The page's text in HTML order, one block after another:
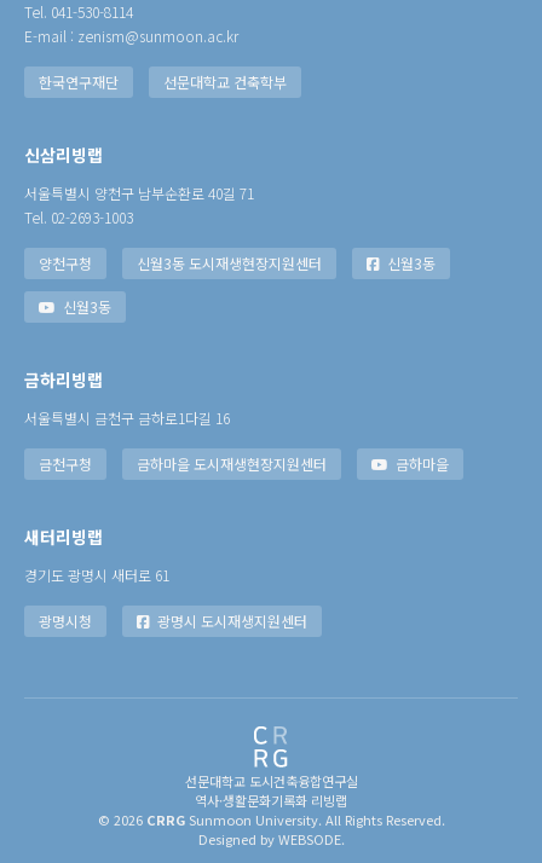
Tel. 041-530-8114
E-mail : zenism@sunmoon.ac.kr
한국연구재단 선문대학교 건축학부
신삼리빙랩
서울특별시 양천구 남부순환로 40길 71
Tel. 02-2693-1003
양천구청 신월3동 도시재생현장지원센터 신월3동
신월3동
금하리빙랩
서울특별시 금천구 금하로1다길 16
금천구청 금하마을 도시재생현장지원센터 금하마을
새터리빙랩
경기도 광명시 새터로 61
광명시청 광명시 도시재생지원센터
선문대학교 도시건축융합연구실
역사·생활문화기록화 리빙랩
© 2026 CRRGSunmoon University. All Rights Reserved.
Designed by WEBSODE.